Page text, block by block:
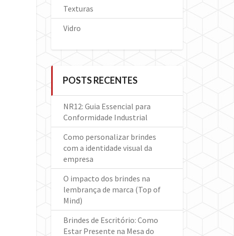
Texturas
Vidro
POSTS RECENTES
NR12: Guia Essencial para
Conformidade Industrial
Como personalizar brindes
com a identidade visual da
empresa
O impacto dos brindes na
lembrança de marca (Top of
Mind)
Brindes de Escritório: Como
Estar Presente na Mesa do